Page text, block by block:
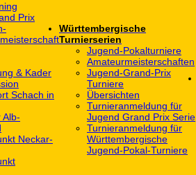
Prix
& Kader
Schach in
Alb-
Neckar-
Württembergische
Turnierserien
Jugend-Pokalturniere
Amateurmeisterschaften
Jugend-Grand-Prix
Turniere
Übersichten
Turnieranmeldung für
Jugend Grand Prix Serie
Turnieranmeldung für
Württembergische
Jugend-Pokal-Turniere